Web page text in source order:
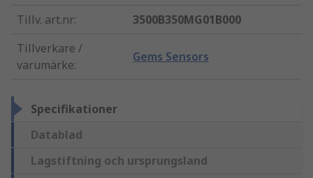
Tillv. art.nr:
3500B350MG01B000
Tillverkare /
varumärke:
Gems Sensors
Specifikationer
Datablad
Lagstiftning och ursprungsland